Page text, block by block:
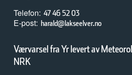
07. mai 2026
Slik kartlegges unglaksens
Telefon 47 46 52 03
E-post harald@lakseelver.no
Værvarsel fra Yr levert av
NRK